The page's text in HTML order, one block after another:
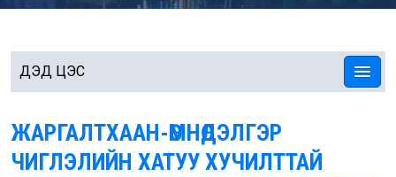
ДЭД ЦЭС
ЖАРГАЛТХААН-ӨМНӨДЭЛГЭР
ЧИГЛЭЛИЙН ХАТУУ ХУЧИЛТТАЙ